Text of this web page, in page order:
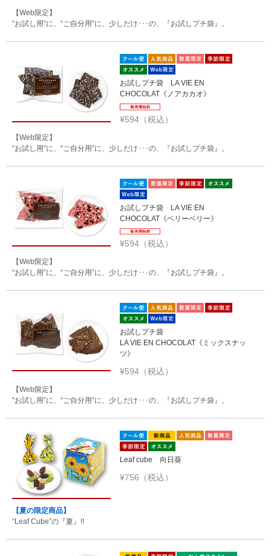
【Web限定】
“お試し用”に、“ご自分用”に、少しだけ･･･の、『お試しプチ袋』。
お試しプチ袋 LA VIE EN
CHOCOLAT《ノアカカオ》
¥594（税込）
【Web限定】
“お試し用”に、“ご自分用”に、少しだけ･･･の、『お試しプチ袋』。
お試しプチ袋 LA VIE EN
CHOCOLAT《ベリーベリー》
¥594（税込）
【Web限定】
“お試し用”に、“ご自分用”に、少しだけ･･･の、『お試しプチ袋』。
お試しプチ袋
LA VIE EN CHOCOLAT《ミックスナッ
ツ》
¥594（税込）
【Web限定】
“お試し用”に、“ご自分用”に、少しだけ･･･の、『お試しプチ袋』。
Leaf cube 向日葵
¥756（税込）
【夏の限定商品】
“Leaf Cube”の『夏』!!